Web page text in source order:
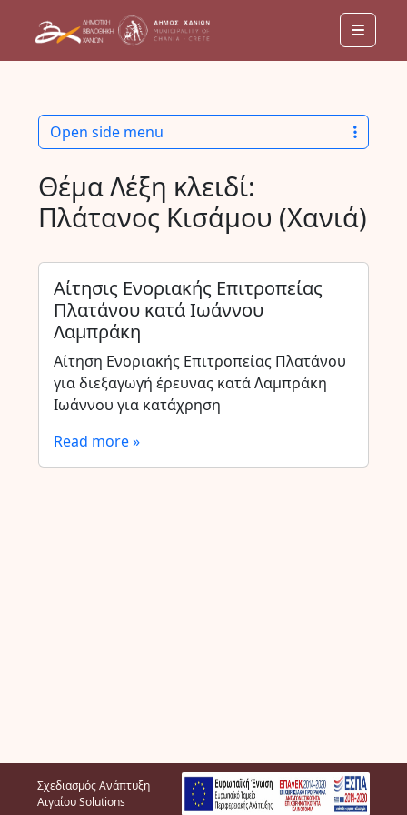
Menu
Θέμα Λέξη κλειδί:
Πλάτανος Κισάμου (Χανιά)
Αίτησις Ενοριακής Επιτροπείας
Πλατάνου κατά Ιωάννου
Λαμπράκη
Αίτηση Ενοριακής Επιτροπείας Πλατάνου
για διεξαγωγή έρευνας κατά Λαμπράκη
Ιωάννου για κατάχρηση
Read more »
Open side menu
Σχεδιασμός Ανάπτυξη
Αιγαίου Solutions